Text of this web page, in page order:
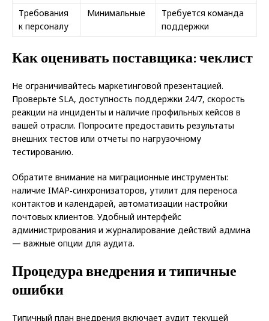
Требования
к персоналу
Минимальные
Требуется команда
поддержки
Как оценивать поставщика: чеклист
Не ограничивайтесь маркетинговой презентацией.
Проверьте SLA, доступность поддержки 24/7, скорость
реакции на инциденты и наличие профильных кейсов в
вашей отрасли. Попросите предоставить результаты
внешних тестов или отчеты по нагрузочному
тестированию.
Обратите внимание на миграционные инструменты:
наличие IMAP‑синхронизаторов, утилит для переноса
контактов и календарей, автоматизации настройки
почтовых клиентов. Удобный интерфейс
администрирования и журналирование действий админа
— важные опции для аудита.
Процедура внедрения и типичные
ошибки
Типичный план внедрения включает аудит текущей